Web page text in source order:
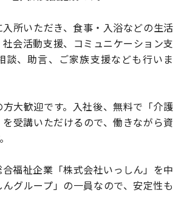
所いただき、食事・入浴などの生活
社会活動支援、コミュニケーション支
、助言、 ご家族支援なども行いま
大歓迎です。 入社後、無料で「介護
受講いただけるので、働きながら資
福祉企業「株式会社いっしん」を中
んグループ」の一員なので、安定性も